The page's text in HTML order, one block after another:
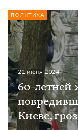
21 июня 2024
60-
Киеве,
ПОЛИТИКА